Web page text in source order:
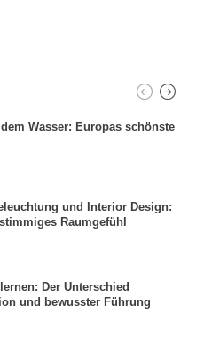
Wasser: Europas schönste
und Interior Design:
Raumgefühl
Der Unterschied
und bewusster Führung